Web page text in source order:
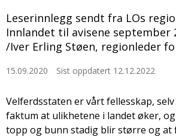
Leserinnlegg sendt fra LOs
Innlandet til avisene september
/Iver Erling Støen, regionleder
15.09.2020 Sist oppdatert 12.12.2022
Velferdsstaten er vårt fellesskap,
faktum at ulikhetene i landet øker,
topp og bunn stadig blir større og at